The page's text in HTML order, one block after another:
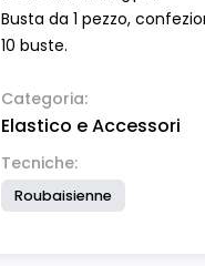
Busta da 1 pezzo,
10 buste.
Categoria:
Elastico e Accessori
Tecniche:
Roubaisienne